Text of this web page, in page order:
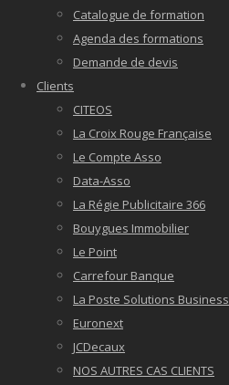
Catalogue de formation
Agenda des formations
Demande de devis
Clients
CITEOS
La Croix Rouge Française
Le Compte Asso
Data-Asso
La Régie Publicitaire 366
Bouygues Immobilier
Le Point
Carrefour Banque
La Poste Solutions Business
Euronext
JCDecaux
NOS AUTRES CAS CLIENTS